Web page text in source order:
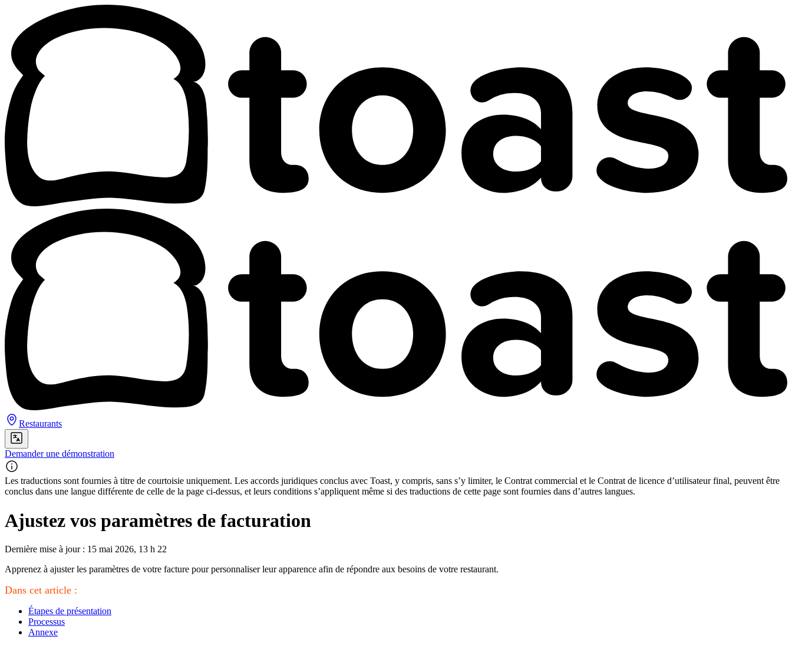
Restaurants
Demander une démonstration
Les traductions sont fournies à titre de courtoisie uniquement. Les accords juridiques conclus avec Toast, y compris, sans s’y limiter, le Contrat commercial et le Contrat de licence d’utilisateur final, peuvent être
conclus dans une langue différente de celle de la page ci-dessus, et leurs conditions s’appliquent même si des traductions de cette page sont fournies dans d’autres langues.
Ajustez vos paramètres de facturation
Dernière mise à jour : 15 mai 2026, 13 h 22
Apprenez à ajuster les paramètres de votre facture pour personnaliser leur apparence afin de répondre aux besoins de votre restaurant.
Dans cet article :
Étapes de présentation
Processus
Annexe